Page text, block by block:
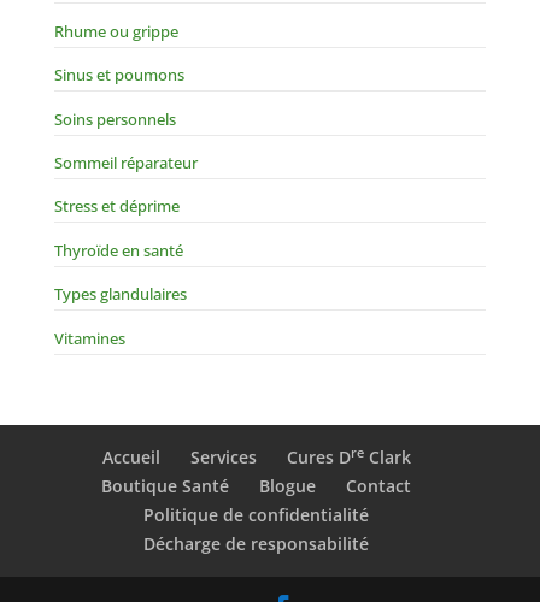
Rhume ou grippe
Sinus et poumons
Soins personnels
Sommeil réparateur
Stress et déprime
Thyroïde en santé
Types glandulaires
Vitamines
Accueil Services Cures DreClark
Boutique Santé
Blogue
Contact
Politique de confidentialité
Décharge de responsabilité